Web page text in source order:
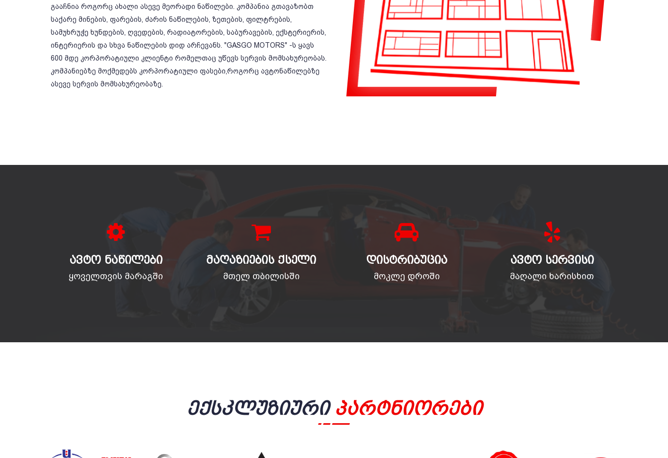
გააჩნია როგორც ახალი ასევე მეორადი ნაწილები. კომპანია გთავაზობთ
საქარე მინების, ფარების, ძარის ნაწილების, ზეთების, ფილტრების,
სამუხრუჭე ხუნდების, ღვედების, რადიატორების, საბურავების, ექსტერიერის,
ინტერიერის და სხვა ნაწილების დიდ არჩევანს. "GASGO MOTORS" -ს ყავს
600 მდე კორპორატიული კლიენტი რომელთაც უწევს სერვის მომსახურეობას.
კომპანიებზე მოქმედებს კორპორატიული ფასები,როგორც ავტონაწილებზე
ასევე სერვის მომსახურეობაზე.
ᲐᲕᲢᲝ ᲜᲐᲬᲘᲚᲔᲑᲘ
ყოველთვის მარაგში
ᲛᲐᲦᲐᲖᲘᲔᲑᲘᲡ ᲥᲡᲔᲚᲘ
მთელ თბილისში
ᲓᲘᲡᲢᲠᲘᲑᲣᲪᲘᲐ
მოკლე დროში
ᲐᲕᲢᲝ ᲡᲔᲠᲕᲘᲡᲘ
მაღალი ხარისხით
Ექსკლუზიური Პარტნიორები